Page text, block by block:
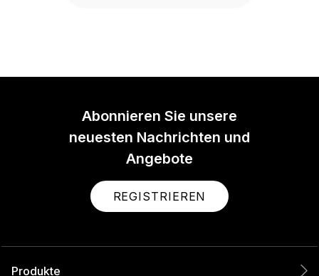
Abonnieren Sie unsere
neuesten Nachrichten und
Angebote
REGISTRIEREN
Produkte